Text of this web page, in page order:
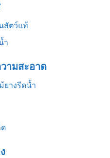
สัตว์แท้
ำ
ามสะอาด
ยางรีดน้ำ